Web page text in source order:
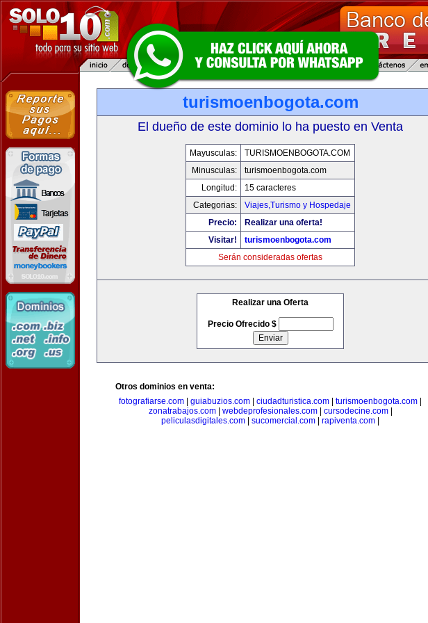
turismoenbogota.com
El dueño de este dominio lo ha puesto en Venta
Mayusculas:
TURISMOENBOGOTA.COM
Minusculas:
turismoenbogota.com
Longitud:
15 caracteres
Categorias:
Viajes,Turismo y Hospedaje
Precio:
Realizar una oferta!
Visitar!
turismoenbogota.com
Serán consideradas ofertas
Realizar una Oferta
Precio Ofrecido $
Otros dominios en venta:
fotografiarse.com
guiabuzios.com ciudadturistica.com turismoenbogota.com
zonatrabajos.com| webdeprofesionales.com| cursodecine.com|
peliculasdigitales.com
sucomercial.com rapiventa.com